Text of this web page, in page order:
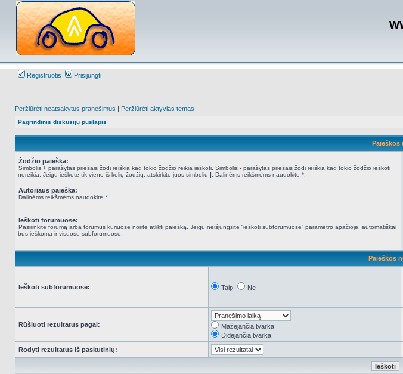
Registruotis Prisijungti
Peržiūrėti neatsakytus pranešimus | Peržiūrėti aktyvias temas
Pagrindinis diskusijų puslapis
Paieškos
Žodžio paieška:
Simbolis + parašytas priešais žodį reiškia kad tokio žodžio reikia ieškoti. Simbolis - parašytas priešais žodį reiškia kad tokio žodžio ieškoti
nereikia. Jeigu ieškote tik vieno iš kelių žodžių, atskirkite juos simboliu | . Dalinėms reikšmėms naudokite *.
Autoriaus paieška:
Dalinėms reikšmėms naudokite *.
Ieškoti forumuose:
Pasirinkite forumą arba forumus kuriuose norite atlikti paiešką. Jeigu neišjungsite “ieškoti subforumuose“ parametro apačioje, automatiškai
bus ieškoma ir visuose subforumuose.
Paieškos
Ieškoti subforumuose: Taip Ne
Rūšiuoti rezultatus pagal:
Mažėjančia tvarka
Didėjančia tvarka
Rodyti rezultatus iš paskutinių: